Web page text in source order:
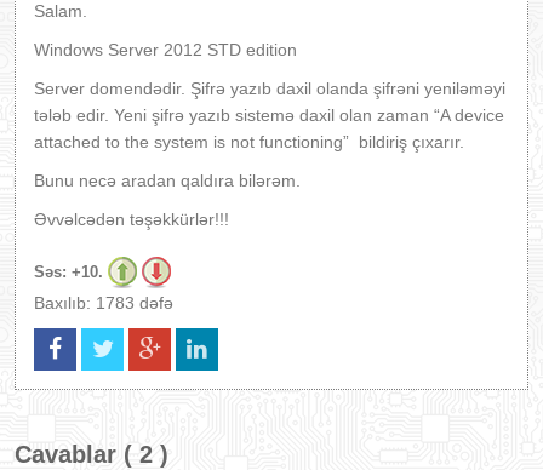
Salam.
Windows Server 2012 STD edition
Server domendədir. Şifrə yazıb daxil olanda şifrəni yeniləməyi
tələb edir. Yeni şifrə yazıb sistemə daxil olan zaman “A device
attached to the system is not functioning” bildiriş çıxarır.
Bunu necə aradan qaldıra bilərəm.
Əvvəlcədən təşəkkürlər!!!
Səs: +10.
Baxılıb: 1783 dəfə
Cavablar ( 2 )